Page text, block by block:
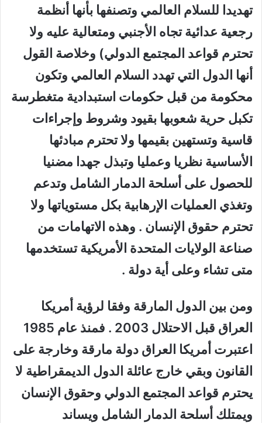
تهديدا للسلام العالمي وتصنفها بأنها أنظمة
رجعية عدائية تجاه الأجنبي ومتعالية عليه ولا
تحترم قواعد المجتمع الدولي) وخلاصة القول
أنها الدول التي تهدد السلام العالمي وتكون
محكومة من قبل حكومات استبدادية متغطرسة
تكبل حرية شعوبها بقيود وشروط وإجراءات
قاسية وتستهين بقيمها ولا تحترم مبادئها
الأساسية نظريا وعمليا وتبذل جهدا مضنيا
للحصول على أسلحة الدمار الشامل وتدعم
وتغذي العمليات الإرهابية بكل مستوياتها ولا
تحترم حقوق الإنسان . وهذه الاتهامات من
صناعة الولايات المتحدة الأمريكية تستخدمها
متى تشاء وعلى أية دولة .
ومن بين الدول المارقة وفقا لرؤية أمريكا
العراق قبل الاحتلال 2003 . فمنذ عام 1985
اعتبرت أمريكا العراق دولة مارقة وخارجة على
القانون وبقي خارج عائلة الدول الديمقراطية لا
يحترم قواعد المجتمع الدولي وحقوق الإنسان
ويمتلك أسلحة الدمار الشامل ويساند